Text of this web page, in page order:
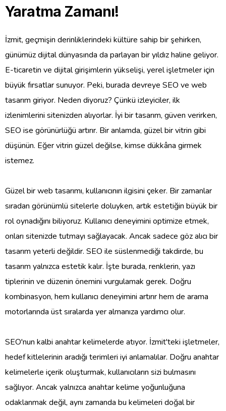
Yaratma Zamanı!
İzmit, geçmişin derinliklerindeki kültüre sahip bir şehirken,
günümüz dijital dünyasında da parlayan bir yıldız haline geliyor.
E-ticaretin ve dijital girişimlerin yükselişi, yerel işletmeler için
büyük fırsatlar sunuyor. Peki, burada devreye SEO ve web
tasarım giriyor. Neden diyoruz? Çünkü izleyiciler, ilk
izlenimlerini sitenizden alıyorlar. İyi bir tasarım, güven verirken,
SEO ise görünürlüğü artırır. Bir anlamda, güzel bir vitrin gibi
düşünün. Eğer vitrin güzel değilse, kimse dükkâna girmek
istemez.
Güzel bir web tasarımı, kullanıcının ilgisini çeker. Bir zamanlar
sıradan görünümlü sitelerle doluyken, artık estetiğin büyük bir
rol oynadığını biliyoruz. Kullanıcı deneyimini optimize etmek,
onları sitenizde tutmayı sağlayacak. Ancak sadece göz alıcı bir
tasarım yeterli değildir. SEO ile süslenmediği takdirde, bu
tasarım yalnızca estetik kalır. İşte burada, renklerin, yazı
tiplerinin ve düzenin önemini vurgulamak gerek. Doğru
kombinasyon, hem kullanıcı deneyimini artırır hem de arama
motorlarında üst sıralarda yer almanıza yardımcı olur.
SEO'nun kalbi anahtar kelimelerde atıyor. İzmit'teki işletmeler,
hedef kitlelerinin aradığı terimleri iyi anlamalılar. Doğru anahtar
kelimelerle içerik oluşturmak, kullanıcıların sizi bulmasını
sağlıyor. Ancak yalnızca anahtar kelime yoğunluğuna
odaklanmak değil, aynı zamanda bu kelimeleri doğal bir